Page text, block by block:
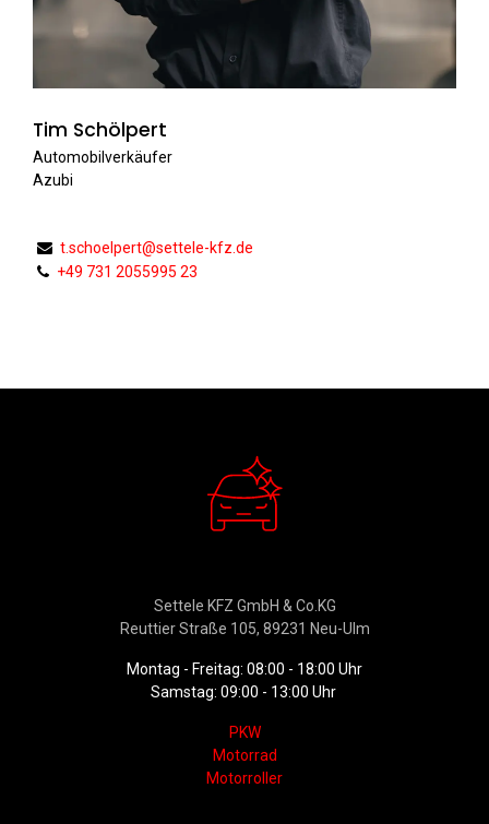
Tim Schölpert
Automobilverkäufer
Azubi
t.schoelpert@settele-kfz.de
+49 731 2055995 23
Settele KFZ GmbH & Co.KG
Reuttier Straße 105, 89231 Neu-Ulm
Montag - Freitag: 08:00 - 18:00 Uhr
Samstag: 09:00 - 13:00 Uhr
PKW
Motorrad
Motorroller